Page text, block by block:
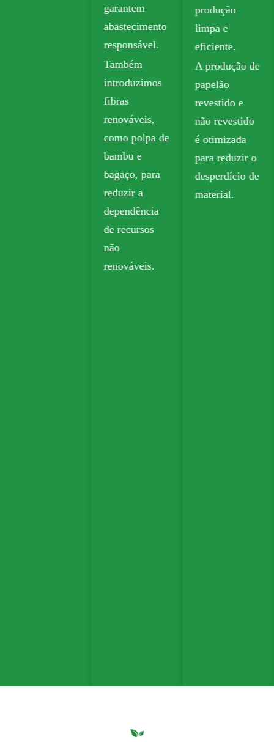
produção
limpa e
eficiente.
A produção de
papelão
revestido e
não revestido
é otimizada
para reduzir o
desperdício de
material.
embalagens
sustentáveis.
O papel kraft
biodegradável
é amplamente
utilizado em
embalagens
para viagem,
mercearia e
varejo.